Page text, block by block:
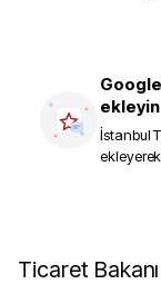
ekleyin
İstanbul
Ticaret Bakanı Ömer Bolat, yazılı